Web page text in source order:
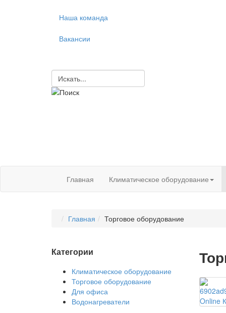
Наша команда
Вакансии
Главная Климатическое оборудование
Главная Торговое оборудование
Online
Категории
Климатическое оборудование
Торговое оборудование
Для офиса
Водонагреватели